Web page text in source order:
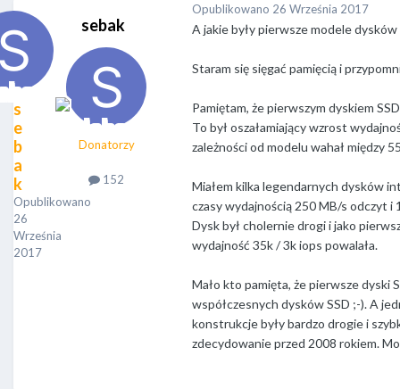
s
e
b
a
k
Opublikowano
26
Września
2017
sebak
Donatorzy
152
Opublikowano 26 Września 2017
A jakie były pierwsze modele dysków
Staram się sięgać pamięcią i
Pamiętam, że pierwszym dyskiem
To był oszałamiający wzrost
zależności od modelu wahał między
Miałem kilka legendarnych dysków
czasy wydajnością 250 MB/s odczyt i
Dysk był cholernie drogi i jako
wydajność 35k / 3k iops powalała.
Mało kto pamięta, że pierwsze dyski
współczesnych dysków SSD ;-). A
konstrukcje były bardzo drogie i
zdecydowanie przed 2008 rokiem.